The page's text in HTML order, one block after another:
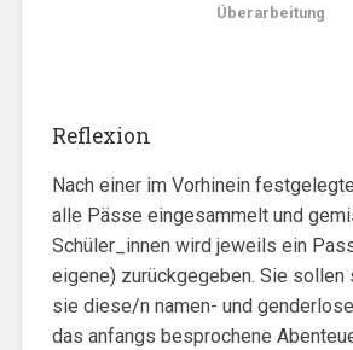
Überarbeitung
Reflexion
Nach einer im Vorhinein
alle Pässe eingesammelt und
Schüler_innen wird jeweils ein
eigene) zurückgegeben. Sie sollen
sie diese/n namen- und
das anfangs besprochene